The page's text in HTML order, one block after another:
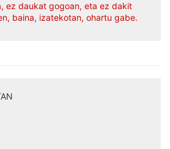
ez daukat gogoan, eta ez dakit
baina, izatekotan, ohartu gabe.